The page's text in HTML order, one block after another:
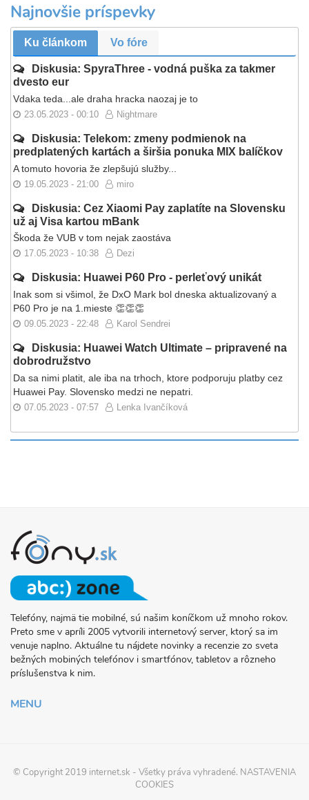
Najnovšie príspevky
Ku článkom Vo fóre
Diskusia: SpyraThree - vodná puška za takmer
dvesto eur
Vdaka teda...ale draha hracka naozaj je to
23.05.2023 - 00:10 Nightmare
Diskusia: Telekom: zmeny podmienok na
predplatených kartách a širšia ponuka MIX balíčkov
A tomuto hovoria že zlepšujú služby...
19.05.2023 - 21:00 miro
Diskusia: Cez Xiaomi Pay zaplatíte na Slovensku
už aj Visa kartou mBank
Škoda že VUB v tom nejak zaostáva
17.05.2023 - 10:38 Dezi
Diskusia: Huawei P60 Pro - perleťový unikát
Inak som si všimol, že DxO Mark bol dneska aktualizovaný a
P60 Pro je na 1.mieste 👏👏👏
09.05.2023 - 22:48 Karol Sendrei
Diskusia: Huawei Watch Ultimate – pripravené na
dobrodružstvo
Da sa nimi platit, ale iba na trhoch, ktore podporuju platby cez
Huawei Pay. Slovensko medzi ne nepatri.
07.05.2023 - 07:57 Lenka Ivančíková
O
PROJEKTE
FONY.SK
Telefóny, najmä tie mobilné, sú našim koníčkom už mnoho rokov.
Preto sme v apríli 2005 vytvorili internetový server, ktorý sa im
venuje naplno. Aktuálne tu nájdete novinky a recenzie zo sveta
bežných mobiných telefónov i smartfónov, tabletov a rôzneho
príslušenstva k nim.
MENU
© Copyright 2019 internet.sk - Všetky práva vyhradené. NASTAVENIA
COOKIES